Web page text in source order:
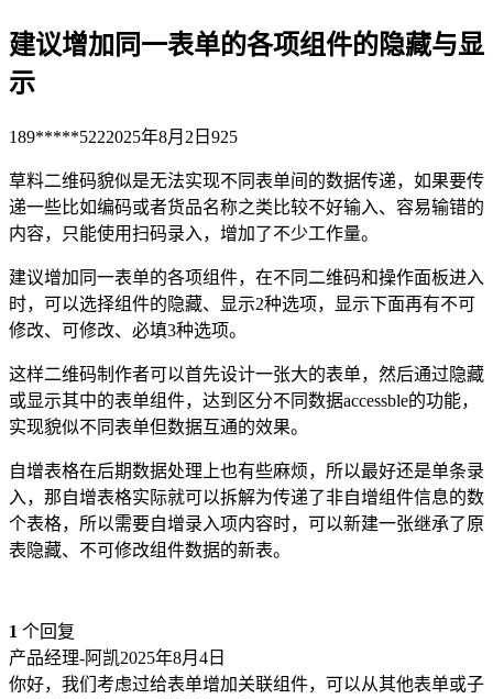
建议增加同一表单的各项组件的隐藏与显
示
189*****5222025年8月2日 925
草料二维码貌似是无法实现不同表单间的数据传递，如果要传
递一些比如编码或者货品名称之类比较不好输入、容易输错的
内容，只能使用扫码录入，增加了不少工作量。
建议增加同一表单的各项组件，在不同二维码和操作面板进入
时，可以选择组件的隐藏、显示2种选项，显示下面再有不可
修改、可修改、必填3种选项。
这样二维码制作者可以首先设计一张大的表单，然后通过隐藏
或显示其中的表单组件，达到区分不同数据accessble的功能，
实现貌似不同表单但数据互通的效果。
自增表格在后期数据处理上也有些麻烦，所以最好还是单条录
入，那自增表格实际就可以拆解为传递了非自增组件信息的数
个表格，所以需要自增录入项内容时，可以新建一张继承了原
表隐藏、不可修改组件数据的新表。
1 个回复
产品经理-阿凯2025年8月4日
你好，我们考虑过给表单增加关联组件，可以从其他表单或子